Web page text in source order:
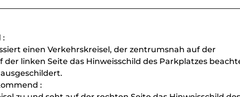
:
einen Verkehrskreisel, der zentrumsnah auf der
linken Seite das Hinweisschild des Parkplatzes
: